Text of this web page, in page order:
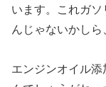
います。これガ
んじゃないかしら
エンジンオイル